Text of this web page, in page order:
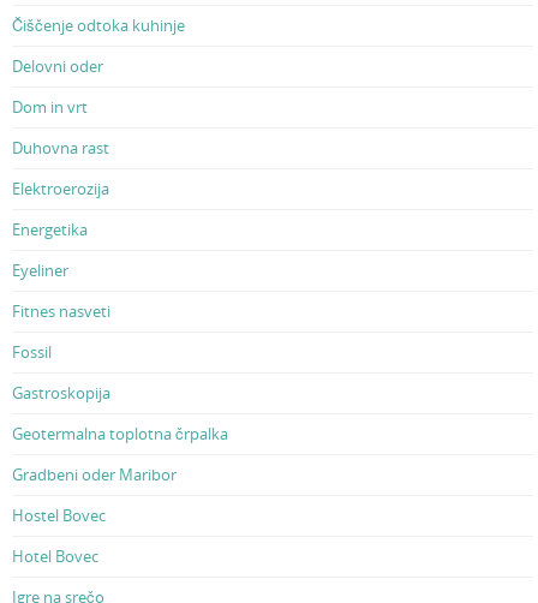
Čiščenje odtoka kuhinje
Delovni oder
Dom in vrt
Duhovna rast
Elektroerozija
Energetika
Eyeliner
Fitnes nasveti
Fossil
Gastroskopija
Geotermalna toplotna črpalka
Gradbeni oder Maribor
Hostel Bovec
Hotel Bovec
Igre na srečo